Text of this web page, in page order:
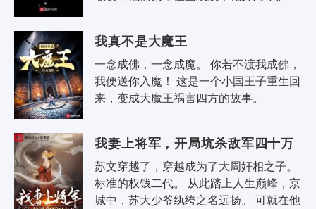
我真不是大魔王
一念成佛，一念成魔。 你若不渡我成佛，
我便送你入魔！ 这是一个小国王子重生回
来，变成大魔王祸害四方的故事。
我妻上将军，开局坑杀敌军四十万
苏文穿越了，穿越成为了大周奸相之子。
标准的权钱二代。 从此踏上人生巅峰，京
城中，苏大少爷纨绔之名远扬。 可就在他